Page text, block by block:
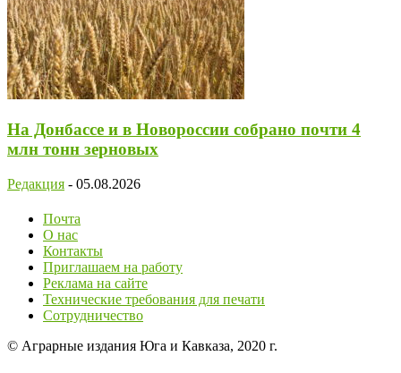
На Донбассе и в Новороссии собрано почти 4
млн тонн зерновых
Редакция - 05.08.2026
Почта
О нас
Контакты
Приглашаем на работу
Реклама на сайте
Технические требования для печати
Сотрудничество
© Аграрные издания Юга и Кавказа, 2020 г.